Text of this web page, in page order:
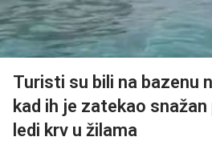
Turisti su bili na bazenu
kad ih je zatekao
ledi krv u žilama